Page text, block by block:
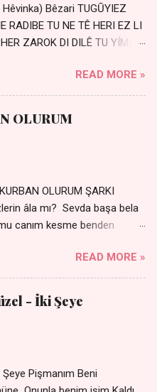
Bêzari TUGŪYIEZ
RADIBE TU NE TÊ HERI EZ LI
ZAROK DI DILÊ TU YÍMIN
yar içimden Bir kıza sevdalı
Geceler susmuyor Yaralı
bihare min Ez ji payizim Li
sayıklar Uykusuz
ve kederli
READ MORE »
OLURUM
OLURUM ŞARKI
âla mı? Sevda başa bela
canım kesme benden
Ben sana yoldaş olurum
Sen gülümse bi yol bulurum
Ben sana sevda olurum
canım cananım Yar gözlerin
varman mı? - Sen üzülme bi
olurum.. - Sen gülümse
READ MORE »
- İki Şeye
Pişmanım Beni